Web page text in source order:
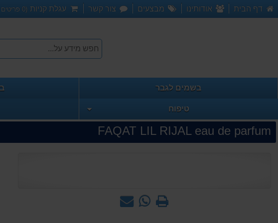
דף הבית אודותינו מבצעים צור קשר עגלת קניות (
0 פריטים
בשמים לגבר
טיפוח
FAQAT LIL RIJAL eau de parfum
שאל WhatsApp